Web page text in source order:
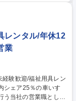
一番にお声がけいた
重視しております。
～5件)ほど訪問。介
ただくこともありま
達成を重視。 募集
「人の生きる」を
レンタル/年休12
業
う当社の営業職とし